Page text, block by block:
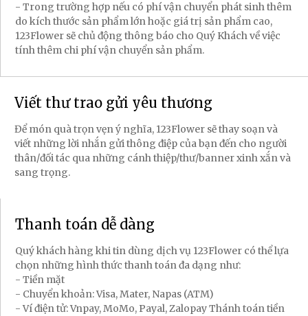
- Trong trường hợp nếu có phí vận chuyển phát sinh thêm
do kích thước sản phẩm lớn hoặc giá trị sản phẩm cao,
123Flower sẽ chủ động thông báo cho Quý Khách về việc
tính thêm chi phí vận chuyển sản phẩm.
Viết thư trao gửi yêu thương
Để món quà trọn vẹn ý nghĩa, 123Flower sẽ thay soạn và
viết những lời nhắn gửi thông điệp của bạn đến cho người
thân/đối tác qua những cánh thiệp/thư/banner xinh xắn và
sang trọng.
Thanh toán dễ dàng
Quý khách hàng khi tin dùng dịch vụ 123Flower có thể lựa
chọn những hình thức thanh toán đa dạng như:
- Tiền mặt
- Chuyển khoản: Visa, Mater, Napas (ATM)
- Ví điện tử: Vnpay, MoMo, Payal, Zalopay Thánh toán tiền